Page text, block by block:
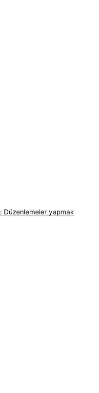
Düzenlemeler yapmak